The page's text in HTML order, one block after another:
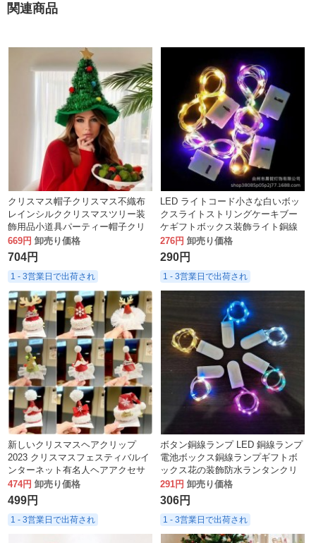
関連商品
クリスマス帽子クリスマス不織布
レインシルククリスマスツリー装
飾用品小道具パーティー帽子クリ
スマスギフト
669円 卸売り価格
704円
1 - 3営業日で出荷され
LED ライトコード小さな白いボッ
クスライトストリングケーキブー
ケギフトボックス装飾ライト銅線
ストリングライトホリデーアレン
ジメントランタン
276円 卸売り価格
290円
1 - 3営業日で出荷され
新しいクリスマスヘアクリップ
2023 クリスマスフェスティバルイ
ンターネット有名人ヘアアクセサ
リー帽子子供のかわいいスタイル
秋と冬のヘアアクセサリーヘアク
リップ
474円 卸売り価格
499円
1 - 3営業日で出荷され
ボタン銅線ランプ LED 銅線ランプ
電池ボックス銅線ランプギフトボ
ックス花の装飾防水ランタンクリ
スマス
291円 卸売り価格
306円
1 - 3営業日で出荷され